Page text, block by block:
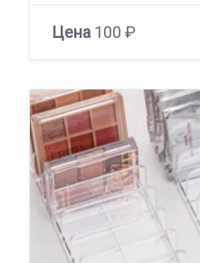
Цена 100 ₽